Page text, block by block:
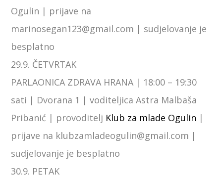
Ogulin | prijave na
marinosegan123@gmail.com | sudjelovanje je
besplatno
29.9. ČETVRTAK
PARLAONICA ZDRAVA HRANA | 18:00 – 19:30
sati | Dvorana 1 | voditeljica Astra Malbaša
Pribanić | provoditelj Klub za mlade Ogulin |
prijave na klubzamladeogulin@gmail.com |
sudjelovanje je besplatno
30.9. PETAK